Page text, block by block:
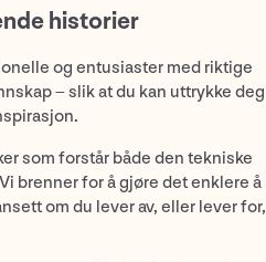
historier
og entusiaster med riktige
– slik at du kan uttrykke deg
som forstår både den tekniske
brenner for å gjøre det enklere å
om du lever av, eller lever for,